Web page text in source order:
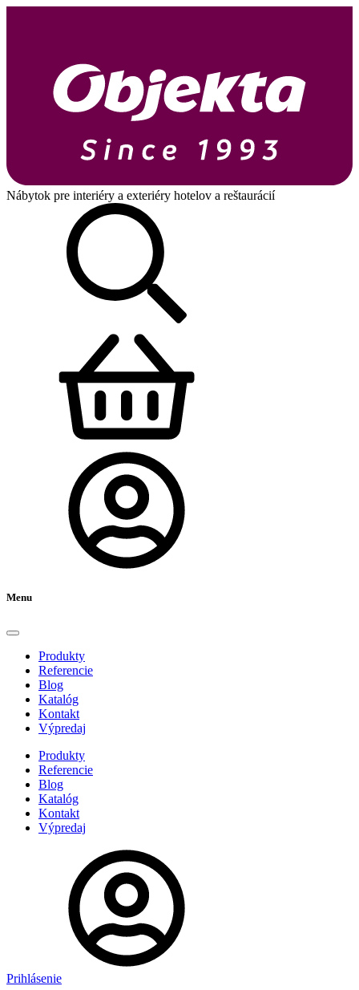
Nábytok pre interiéry a exteriéry hotelov a reštaurácií
Menu
Produkty
Referencie
Blog
Katalóg
Kontakt
Výpredaj
Produkty
Referencie
Blog
Katalóg
Kontakt
Výpredaj
Prihlásenie